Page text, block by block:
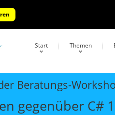
Start Themen
Beratungs-
gegenüber C#